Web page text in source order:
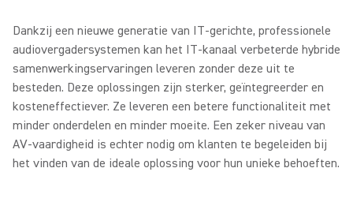
Dankzij een nieuwe generatie van IT-gerichte, professionele
audiovergadersystemen kan het IT-kanaal verbeterde hybride
samenwerkingservaringen leveren zonder deze uit te
besteden. Deze oplossingen zijn sterker, geïntegreerder en
kosteneffectiever. Ze leveren een betere functionaliteit met
minder onderdelen en minder moeite. Een zeker niveau van
AV-vaardigheid is echter nodig om klanten te begeleiden bij
het vinden van de ideale oplossing voor hun unieke behoeften.